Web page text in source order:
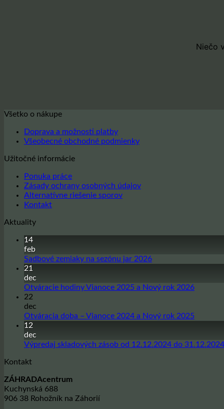
Niečo
Všetko o nákupe
Doprava a možnosti platby
Všeobecné obchodné podmienky
Užitočné informácie
Ponuka práce
Zásady ochrany osobných údajov
Alternatívne riešenie sporov
Kontakt
Aktuality
14
feb
Sadbové zemiaky na sezónu jar 2026Žiadne
Sadbové
sezónu
21
dec
Otváracie hodiny Vianoce 2025 a Nový rok 2026Žiadne
2025
22
dec
Otváracia doba – Vianoce 2024 a Nový rok 2025Žiadne
12
dec
Výpredaj skladových zásob od 12.12.2024 do 31.12.2024
Kontakt
ZÁHRADAcentrum
Kuchynská 688
906 38 Rohožník na Záhorií